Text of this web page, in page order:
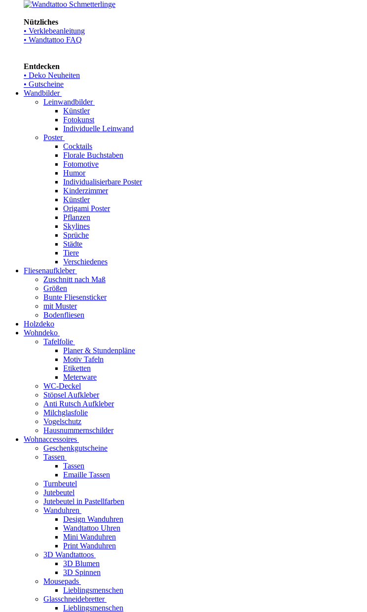
Nützliches
• Verklebeanleitung
• Wandtattoo FAQ
Entdecken
• Deko Neuheiten
• Gutscheine
Wandbilder
Leinwandbilder
Künstler
Fotokunst
Individuelle Leinwand
Poster
Cocktails
Florale Buchstaben
Fotomotive
Humor
Individualisierbare Poster
Kinderzimmer
Künstler
Origami Poster
Pflanzen
Skylines
Sprüche
Städte
Tiere
Verschiedenes
Fliesenaufkleber
Zuschnitt nach Maß
Größen
Bunte Fliesensticker
mit Muster
Bodenfliesen
Holzdeko
Wohndeko
Tafelfolie
Planer & Stundenpläne
Motiv Tafeln
Etiketten
Meterware
WC-Deckel
Stöpsel Aufkleber
Anti Rutsch Aufkleber
Milchglasfolie
Vogelschutz
Hausnummernschilder
Wohnaccessoires
Geschenkgutscheine
Tassen
Tassen
Emaille Tassen
Turnbeutel
Jutebeutel
Jutebeutel in Pastellfarben
Wanduhren
Design Wanduhren
Wandtattoo Uhren
Mini Wanduhren
Print Wanduhren
3D Wandtattoos
3D Blumen
3D Spinnen
Mousepads
Lieblingsmenschen
Glasschneidebretter
Lieblingsmenschen